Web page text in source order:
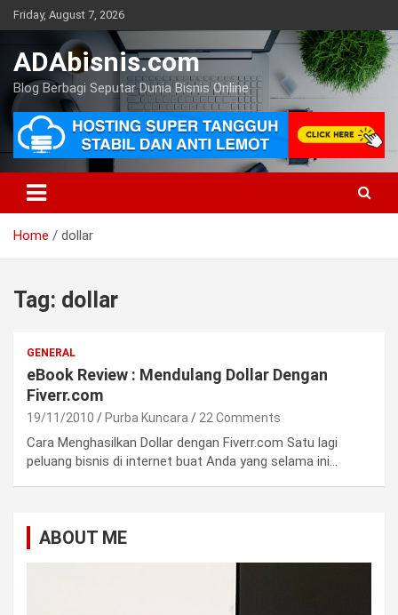
Skip
to
Friday, August 7, 2026
ADAbisnis.com
Blog Berbagi Seputar Dunia Bisnis Online
Home dollar
Tag: dollar
GENERAL
eBook Review : Mendulang Dollar Dengan
Fiverr.com
19/11/2010 Purba Kuncara 22 Comments
Cara Menghasilkan Dollar dengan Fiverr.com Satu lagi
peluang bisnis di internet buat Anda yang selama ini…
ABOUT ME